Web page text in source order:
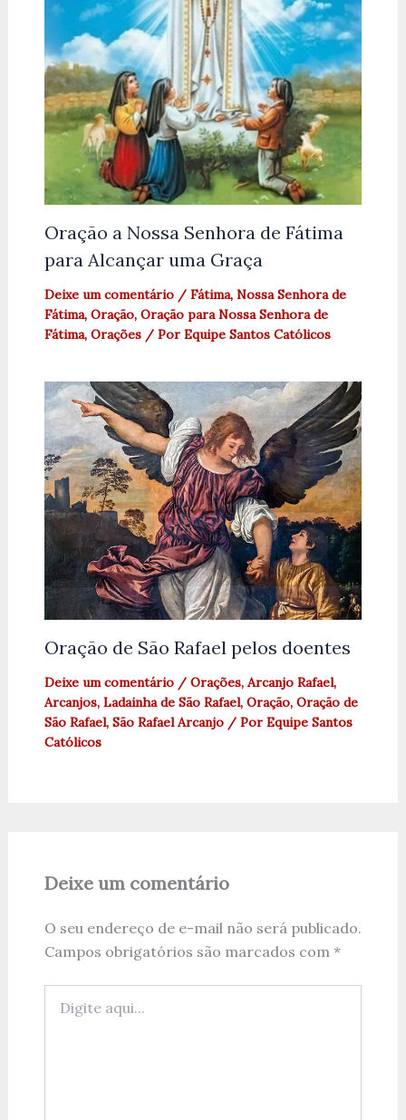
Oração a Nossa Senhora de Fátima
para Alcançar uma Graça
Deixe um comentário / Fátima, Nossa Senhora de
Fátima, Oração, Oração para Nossa Senhora de
Fátima, Orações/ Por Equipe Santos Católicos
Oração de São Rafael pelos doentes
Deixe um comentário / Orações, Arcanjo Rafael,
Arcanjos, Ladainha de São Rafael, Oração, Oração de
São Rafael, São Rafael Arcanjo/ Por Equipe Santos
Católicos
Deixe um comentário
O seu endereço de e-mail não será publicado.
Campos obrigatórios são marcados com *
aqui...